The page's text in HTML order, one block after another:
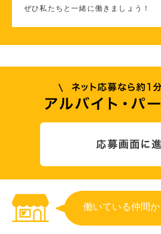
ぜひ私たちと一緒に働きましょう！
働いている仲間